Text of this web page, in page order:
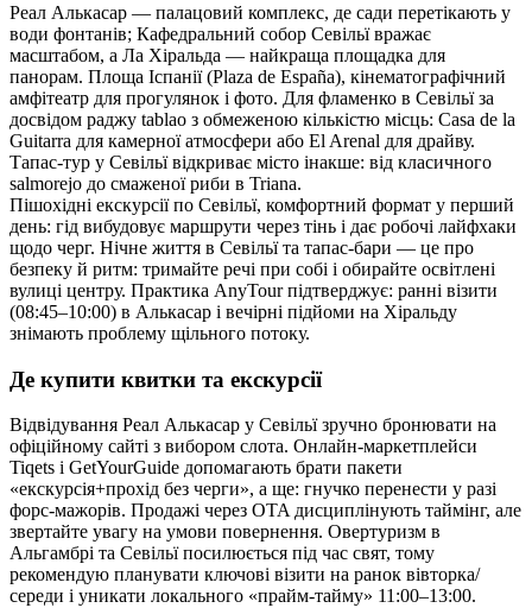
Реал Алькасар — палацовий комплекс, де сади перетікають у
води фонтанів; Кафедральний собор Севільї вражає
масштабом, а Ла Хіральда — найкраща площадка для
панорам. Площа Іспанії (Plaza de España), кінематографічний
амфітеатр для прогулянок і фото. Для фламенко в Севільї за
досвідом раджу tablao з обмеженою кількістю місць: Casa de la
Guitarra для камерної атмосфери або El Arenal для драйву.
Тапас‑тур у Севільї відкриває місто інакше: від класичного
salmorejo до смаженої риби в Triana.
Пішохідні екскурсії по Севільї, комфортний формат у перший
день: гід вибудовує маршрути через тінь і дає робочі лайфхаки
щодо черг. Нічне життя в Севільї та тапас‑бари — це про
безпеку й ритм: тримайте речі при собі і обирайте освітлені
вулиці центру. Практика AnyTour підтверджує: ранні візити
(08:45–10:00) в Алькасар і вечірні підйоми на Хіральду
знімають проблему щільного потоку.
Де купити квитки та екскурсії
Відвідування Реал Алькасар у Севільї зручно бронювати на
офіційному сайті з вибором слота. Онлайн‑маркетплейси
Tiqets і GetYourGuide допомагають брати пакети
«екскурсія+прохід без черги», а ще: гнучко перенести у разі
форс‑мажорів. Продажі через OTA дисциплінують таймінг, але
звертайте увагу на умови повернення. Овертуризм в
Альгамбрі та Севільї посилюється під час свят, тому
рекомендую планувати ключові візити на ранок вівторка/
середи і уникати локального «прайм‑тайму» 11:00–13:00.